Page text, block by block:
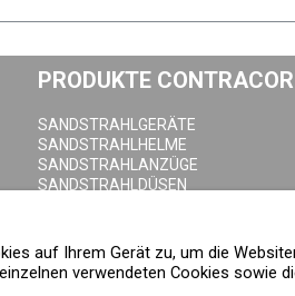
PRODUKTE CONTRACOR
SANDSTRAHLGERÄTE
SANDSTRAHLHELME
SANDSTRAHLANZÜGE
SANDSTRAHLDÜSEN
SANDSTRAHLKABINEN
auf Ihrem Gerät zu, um die
verwendeten Cookies sowie